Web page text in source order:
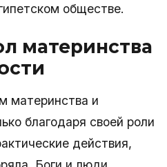
обществе.
материнства
материнства и
благодаря своей роли
действия,